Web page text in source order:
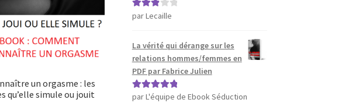
un orgasme : les
qu’elle simule ou jouit
Note3
par Lecaille
La vérité qui dérange sur les
relations hommes/femmes en
PDF par Fabrice Julien
Note5sur 5
par L'équipe de Ebook Séduction